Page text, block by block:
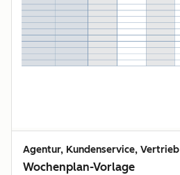
Agentur, Kundenservice, Vertrieb
Wochenplan-Vorlage